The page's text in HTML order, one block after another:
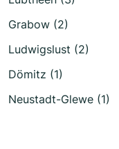
Grabow (2)
Ludwigslust (2)
Dömitz (1)
Neustadt-Glewe (1)